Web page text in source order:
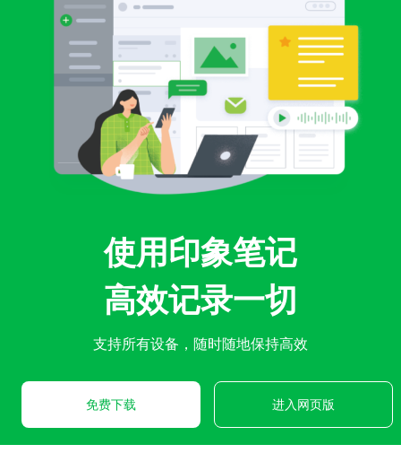
使用印象笔记
高效记录一切
支持所有设备，随时随地保持高效
免费下载 进入网页版